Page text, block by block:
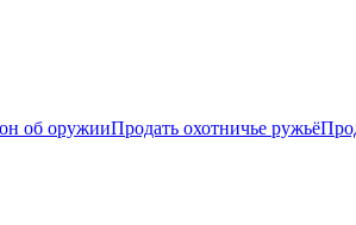
об оружииПродать охотничье ружьё